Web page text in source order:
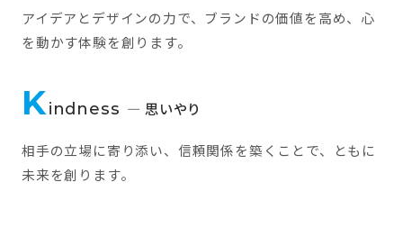
アイデアとデザインの力で、ブランドの価値を高め、心
を動かす体験を創ります。
Kindness — 思いやり
相手の立場に寄り添い、信頼関係を築くことで、ともに
未来を創ります。